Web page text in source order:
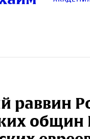
раввин
общин